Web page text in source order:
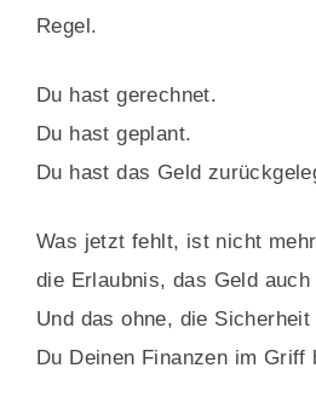
Regel.
Du hast gerechnet.
Du hast geplant.
Du hast das Geld
Was jetzt fehlt, ist nicht
die Erlaubnis, das Geld
Und das ohne, die
Du Deinen Finanzen im Griff